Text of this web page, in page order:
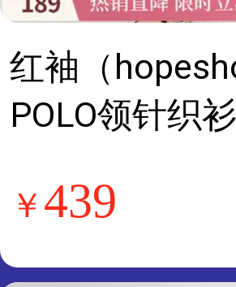
￥ 439
红袖（
POLO领针织
夏季新款女装
巾独特漂亮
质上衣 浅粉